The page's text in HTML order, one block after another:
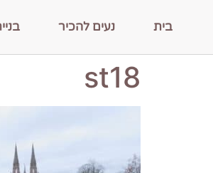
בית נעים להכיר
st18